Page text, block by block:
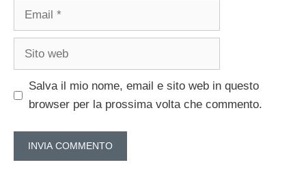
Email
Sito
Salva il mio nome, email e sito web in questo
browser per la prossima volta che commento.